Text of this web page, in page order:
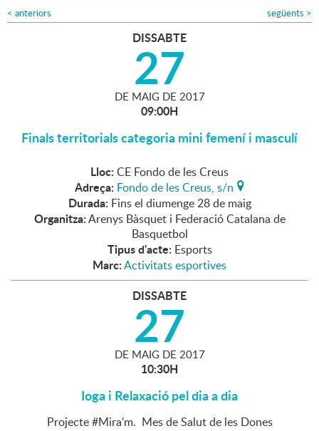
< anteriors següents >
DISSABTE
27
DE MAIG DE 2017
09:00H
Finals territorials categoria mini femení i masculí
Lloc: CE Fondo de les Creus
Adreça: Fondo de les Creus, s/n
Durada: Fins el diumenge 28 de maig
Organitza:Arenys Bàsquet i Federació Catalana de
Basquetbol
Tipus d'acte: Esports
Marc:Activitats esportives
DISSABTE
27
DE MAIG DE 2017
10:30H
Ioga i Relaxació pel dia a dia
Projecte #Mira'm. Mes de Salut de les Dones